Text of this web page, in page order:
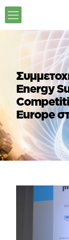
Energy
Europe